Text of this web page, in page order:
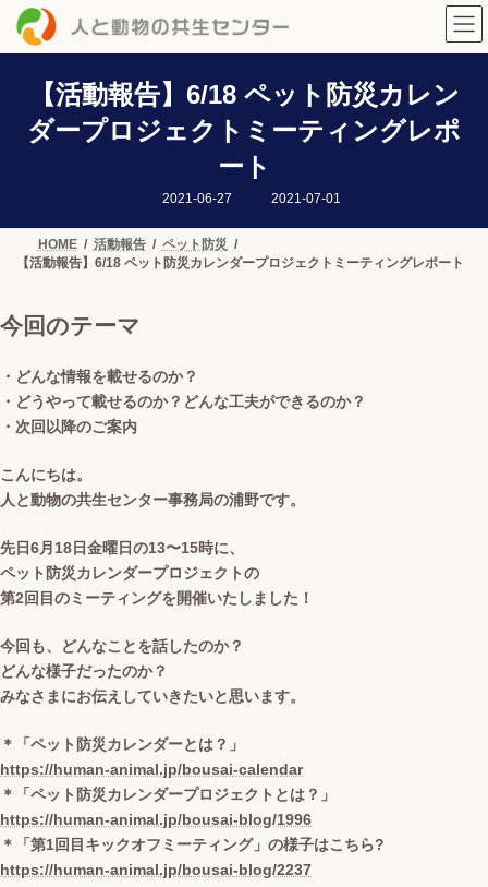
【活動報告】6/18 ペット防災カレン
ダープロジェクトミーティングレポ
ート
2021-06-27
最
時
2021-07-01
HOME 活動報告
ペット防災
【活動報告】6/18 ペット防災カレンダープロジェクトミーティングレポート
今回のテーマ
・どんな情報を載せるのか？
・どうやって載せるのか？どんな工夫ができるのか？
・次回以降のご案内
こんにちは。
人と動物の共生センター事務局の浦野です。
先日6月18日金曜日の13〜15時に、
ペット防災カレンダープロジェクトの
第2回目のミーティングを開催いたしました！
今回も、どんなことを話したのか？
どんな様子だったのか？
みなさまにお伝えしていきたいと思います。
＊「ペット防災カレンダーとは？」
https://human-animal.jp/bousai-calendar
＊「ペット防災カレンダープロジェクトとは？」
https://human-animal.jp/bousai-blog/1996
＊「第1回目キックオフミーティング」の様子はこちら?
https://human-animal.jp/bousai-blog/2237